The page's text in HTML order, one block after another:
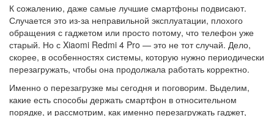
К сожалению, даже самые лучшие смартфоны подвисают.
Случается это из-за неправильной эксплуатации, плохого
обращения с гаджетом или просто потому, что телефон уже
старый. Но с Xiaomi Redmi 4 Pro — это не тот случай. Дело,
скорее, в особенностях системы, которую нужно периодически
перезагружать, чтобы она продолжала работать корректно.
Именно о перезагрузке мы сегодня и поговорим. Выделим,
какие есть способы держать смартфон в относительном
порядке, и рассмотрим, как именно перезагружать гаджет,